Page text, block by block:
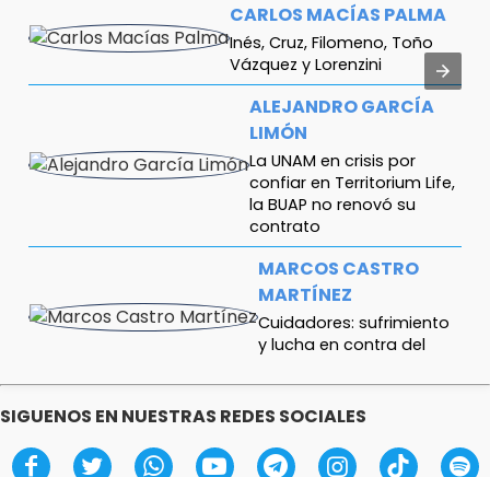
CARLOS MACÍAS PALMA
Inés, Cruz, Filomeno, Toño
Vázquez y Lorenzini
ALEJANDRO GARCÍA
LIMÓN
La UNAM en crisis por
confiar en Territorium Life,
la BUAP no renovó su
contrato
MARCOS CASTRO
MARTÍNEZ
Cuidadores: sufrimiento
y lucha en contra del
SANTIAGO
HERNÁNDEZ
SIGUENOS EN NUESTRAS REDES SOCIALES